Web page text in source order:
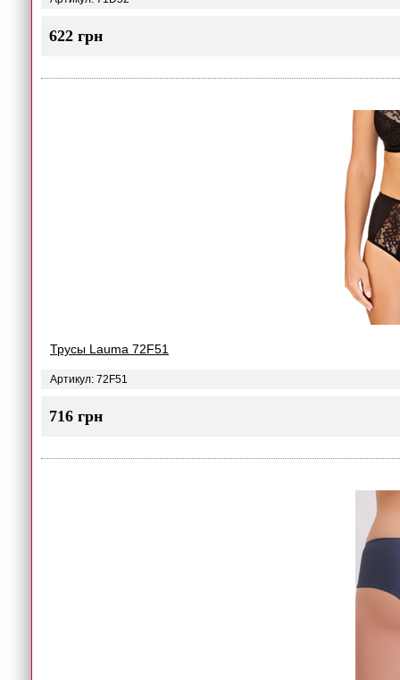
622 грн
Трусы Lauma 72F51
Артикул: 72F51
716 грн